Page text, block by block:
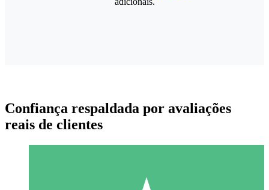
Confiança respaldada por avaliações
reais de clientes